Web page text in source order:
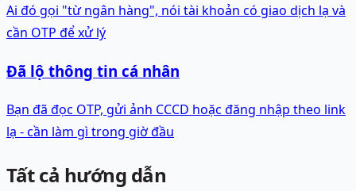
Ai đó gọi "từ ngân hàng", nói tài khoản có giao dịch lạ và
cần OTP để xử lý
Đã lộ thông tin cá nhân
Bạn đã đọc OTP, gửi ảnh CCCD hoặc đăng nhập theo link
lạ - cần làm gì trong giờ đầu
Tất cả hướng dẫn